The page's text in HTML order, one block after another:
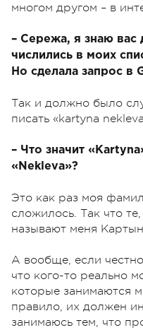
многом другом – в
– Сережа, я знаю вас
числились в моих
Но сделала запрос в
Так и должно было
писать «kartyna
– Что значит
«Neklevа»?
Это как раз моя
сложилось. Так что
называют меня
А вообще, если
что кого-то реально
которые занимаются
правило, их должен
занимаюсь тем, что